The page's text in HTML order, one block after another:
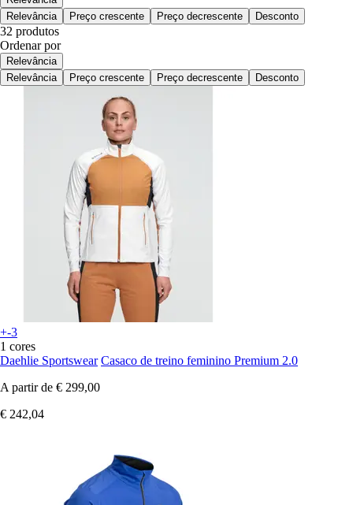
Relevância
Preço crescente Preço decrescente Desconto
32 produtos
Ordenar por
Relevância
Relevância
Preço crescente Preço decrescente Desconto
+-3
1 cores
Daehlie Sportswear Casaco de treino feminino Premium 2.0
A partir de € 299,00
€ 242,04